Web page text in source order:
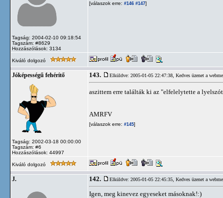
Tagság: 2004-02-10 09:18:54
Tagszám: #8629
Hozzászólások: 3134
[válaszok erre: #146 #147]
Kiváló dolgozó
Jóképességű fehérítő
Tagság: 2002-03-18 00:00:00
Tagszám: #6
Hozzászólások: 44997
143. Elküldve: 2005-01-05 22:47:38, Kedves üzenet a
aszittem erre találták ki az "elfelelytette a
AMRFV
[válaszok erre: #145]
Kiváló dolgozó
J. 142. Elküldve: 2005-01-05 22:45:35, Kedves üzenet a
Igen, meg kinevez egyeseket másoknak!:)